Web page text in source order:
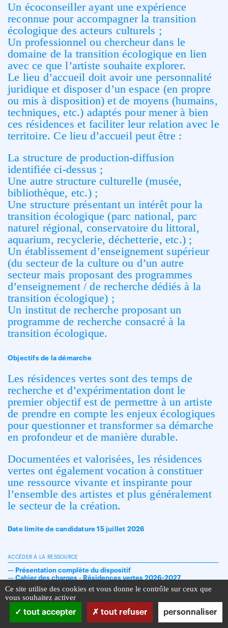
Un écoconseiller ayant une expérience
reconnue pour accompagner la transition
écologique des acteurs culturels ;
Un professionnel ou chercheur dans le
domaine de la transition écologique en lien
avec ce que l’artiste souhaite explorer.
Le lieu d’accueil doit avoir une personnalité
juridique et disposer d’un espace (en propre
ou mis à disposition) et de moyens (humains,
techniques, etc.) adaptés pour mener à bien
ces résidences et faciliter leur relation avec le
territoire. Ce lieu d’accueil peut être :
La structure de production-diffusion
identifiée ci-dessus ;
Une autre structure culturelle (musée,
bibliothèque, etc.) ;
Une structure présentant un intérêt pour la
transition écologique (parc national, parc
naturel régional, conservatoire du littoral,
aquarium, recyclerie, déchetterie, etc.) ;
Un établissement d’enseignement supérieur
(du secteur de la culture ou d’un autre
secteur mais proposant des programmes
d’enseignement / de recherche dédiés à la
transition écologique) ;
Un institut de recherche proposant un
programme de recherche consacré à la
transition écologique.
Objectifs de la démarche
Les résidences vertes sont des temps de
recherche et d’expérimentation dont le
premier objectif est de permettre à un artiste
de prendre en compte les enjeux écologiques
pour questionner et transformer sa démarche
en profondeur et de manière durable.
Documentées et valorisées, les résidences
vertes ont également vocation à constituer
une ressource vivante et inspirante pour
l’ensemble des artistes et plus généralement
le secteur de la création.
Date limite de candidature 15 juillet 2026
ACCÉDER À LA RESSOURCE
— Présentation complète du dispositif
— Cahier des charges - Résidences vertes 2026-2027
Ce site utilise des cookies et vous donne le contrôle sur ceux que
vous souhaitez activer
tout accepter
tout refuser personnaliser